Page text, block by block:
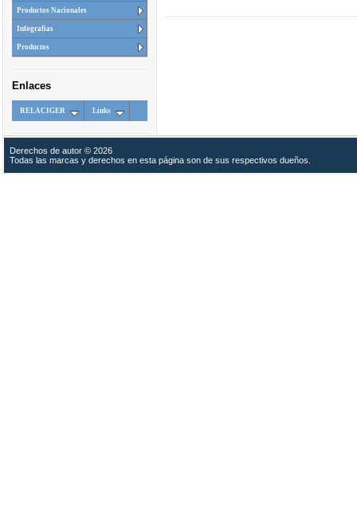
Productos Nacionales
Infografias
Productos
Enlaces
RELACIGER Links
Derechos de autor © 2026
Todas las marcas y derechos en esta página son de sus respectivos dueños.